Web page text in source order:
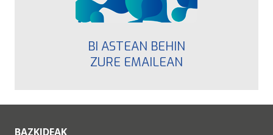
BI ASTEAN BEHIN
ZURE EMAILEAN
BAZKIDEAK